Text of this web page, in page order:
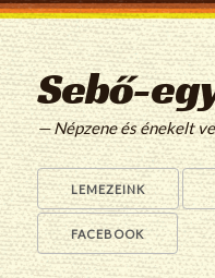
Sebő-
— Népzene és énekelt
LEMEZEINK
FACEBOOK